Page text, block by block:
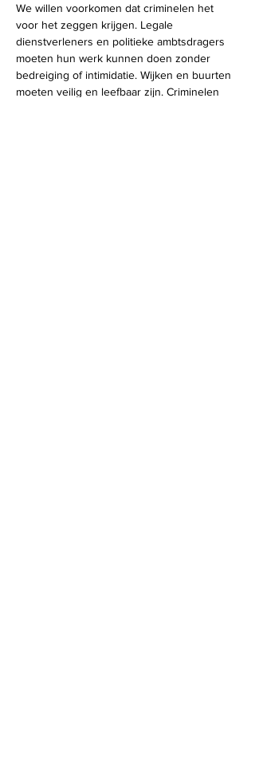
We willen voorkomen dat criminelen het
voor het zeggen krijgen. Legale
dienstverleners en politieke ambtsdragers
moeten hun werk kunnen doen zonder
bedreiging of intimidatie. Wijken en buurten
moeten veilig en leefbaar zijn. Criminelen